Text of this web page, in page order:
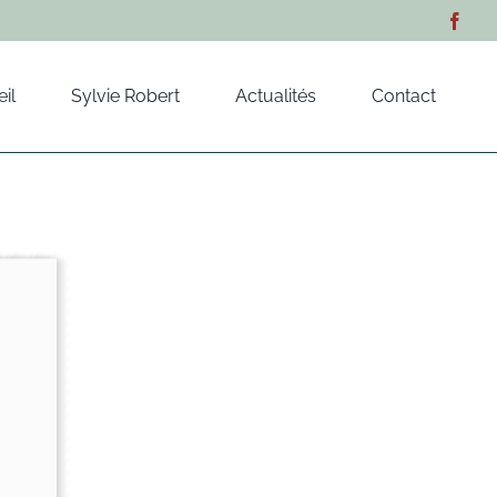
Sylvie Robert Actualités Contact